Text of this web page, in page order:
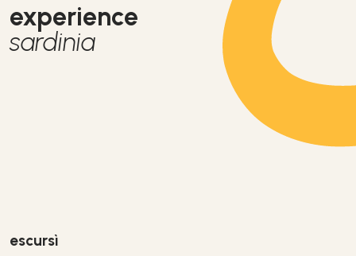
experience
sardinia
escursì